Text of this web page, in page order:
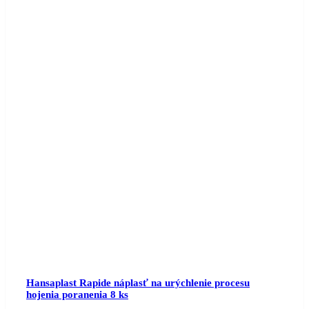
Hansaplast Rapide náplasť na urýchlenie procesu
hojenia poranenia 8 ks